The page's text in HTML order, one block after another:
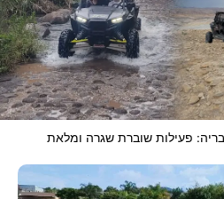
פעילות שוברת שגרה ומלאת